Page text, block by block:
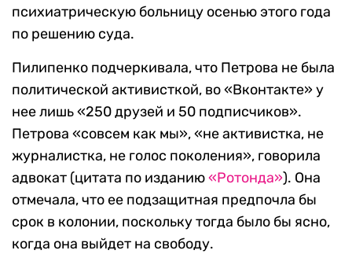
психиатрическую больницу осенью этого года
по решению суда.
Пилипенко подчеркивала, что Петрова не была
политической активисткой, во «Вконтакте» у
нее лишь «250 друзей и 50 подписчиков».
Петрова «совсем как мы», «не активистка, не
журналистка, не голос поколения», говорила
адвокат (цитата по изданию«Ротонда»). Она
отмечала, что ее подзащитная предпочла бы
срок в колонии, поскольку тогда было бы ясно,
когда она выйдет на свободу.